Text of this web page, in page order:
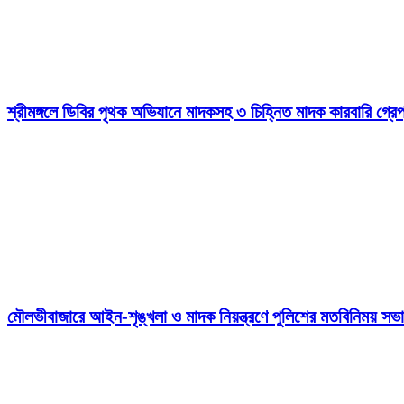
শ্রীমঙ্গলে ডিবির পৃথক অভিযানে মাদকসহ ৩ চিহ্নিত মাদক কারবারি
মৌলভীবাজারে আইন-শৃঙ্খলা ও মাদক নিয়ন্ত্রণে পুলিশের মতবিনিময় সভা